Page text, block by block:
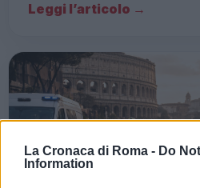
La Cronaca di Roma - Do
Information
Leggi l’articolo →